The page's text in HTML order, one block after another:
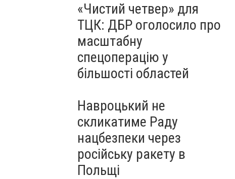
«Чистий четвер» для
ТЦК: ДБР оголосило про
масштабну
спецоперацію у
більшості областей
Навроцький не
скликатиме Раду
нацбезпеки через
російську ракету в
Польщі